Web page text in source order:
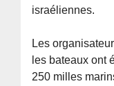
israéliennes.
Les
les bateaux ont
250 milles